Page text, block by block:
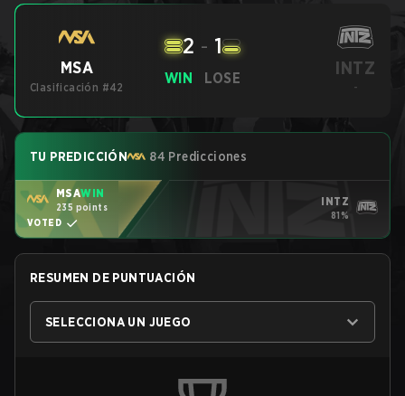
MSA
Clasificación #42
WIN
2 - 1
LOSE INTZ
-
TU PREDICCIÓN 84 Predicciones
MSAWIN
235 points
VOTED
INTZ
81%
RESUMEN DE PUNTUACIÓN
SELECCIONA UN JUEGO